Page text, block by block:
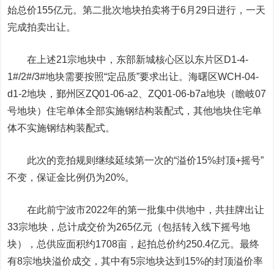
始总价155亿元。第二批次地块拍卖将于6月29日进行，一天
完成拍卖出让。
在上述21宗地块中，东部新城核心区以东片区D1-4-
1#/2#/3#地块需要按照“定品质”要求出让。海曙区WCH-04-
d1-2地块，鄞州区ZQ01-06-a2、ZQ01-06-b7a地块（瞻岐07
号地块）住宅单体全部实施钢结构装配式，其他地块住宅单
体不实施钢结构装配式。
此次的竞拍规则继续延续第一次的“溢价15%封顶+摇号”
不变，保证金比例仍为20%。
在此前宁波市2022年的第一批集中供地中，共挂牌出让
33宗地块，总计成交价为265亿元（包括转入线下摇号地
块），总供应面积约1708亩，起拍总价约250.4亿元。最终
有8宗地块溢价成交，其中有5宗地块达到15%的封顶溢价率